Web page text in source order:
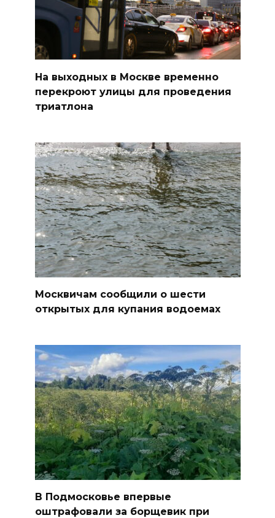
На выходных в Москве временно
перекроют улицы для проведения
триатлона
Москвичам сообщили о шести
открытых для купания водоемах
В Подмосковье впервые
оштрафовали за борщевик при